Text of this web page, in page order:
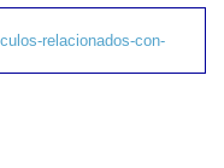
relacionados-con-